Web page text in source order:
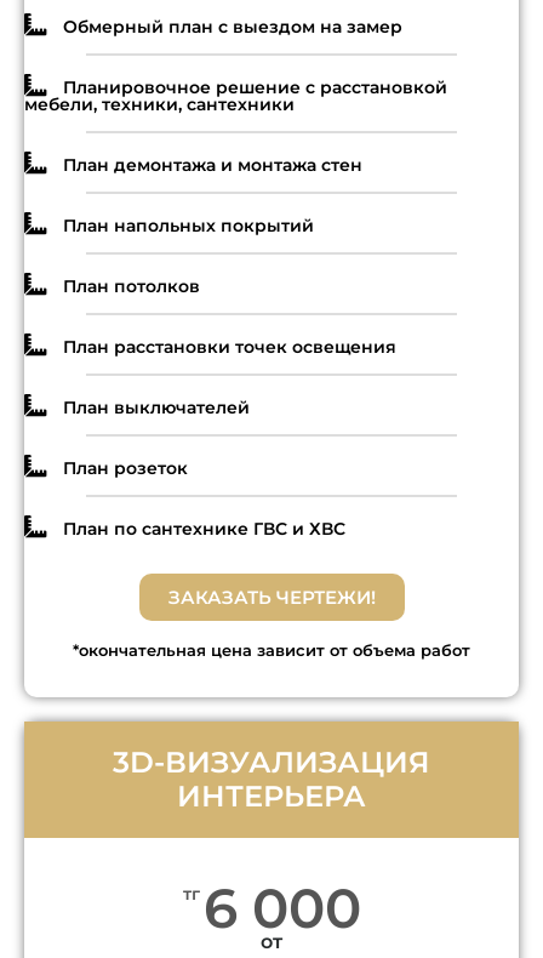
Обмерный план с выездом на замер
Планировочное решение с расстановкой
мебели, техники, сантехники
План демонтажа и монтажа стен
План напольных покрытий
План потолков
План расстановки точек освещения
План выключателей
План розеток
План по сантехнике ГВС и ХВС
ЗАКАЗАТЬ ЧЕРТЕЖИ!
*окончательная цена зависит от объема работ
3D-ВИЗУАЛИЗАЦИЯ
ИНТЕРЬЕРА
тг 6 000
от